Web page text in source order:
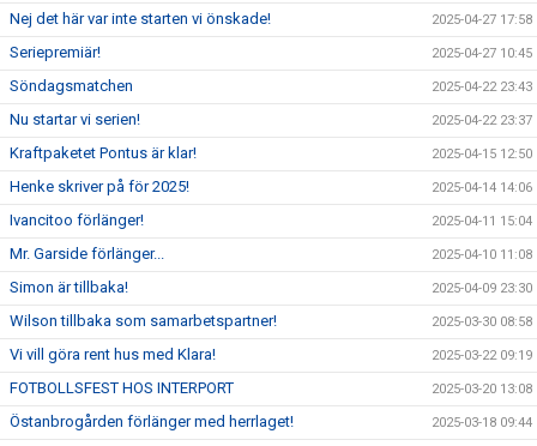
Nej det här var inte starten vi önskade! 2025-04-27 17:58
Seriepremiär! 2025-04-27 10:45
Söndagsmatchen 2025-04-22 23:43
Nu startar vi serien! 2025-04-22 23:37
Kraftpaketet Pontus är klar! 2025-04-15 12:50
Henke skriver på för 2025! 2025-04-14 14:06
Ivancitoo förlänger! 2025-04-11 15:04
Mr. Garside förlänger... 2025-04-10 11:08
Simon är tillbaka! 2025-04-09 23:30
Wilson tillbaka som samarbetspartner! 2025-03-30 08:58
Vi vill göra rent hus med Klara! 2025-03-22 09:19
FOTBOLLSFEST HOS INTERPORT 2025-03-20 13:08
Östanbrogården förlänger med herrlaget! 2025-03-18 09:44